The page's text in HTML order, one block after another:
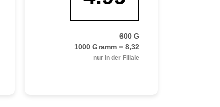
600 G
1000 Gramm = 8,32
nur in der Filiale